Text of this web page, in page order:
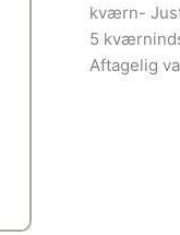
kværn-
5
Aftagelig